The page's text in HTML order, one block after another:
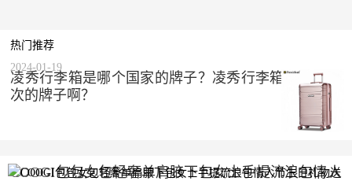
热门推荐
凌秀行李箱是哪个国家的牌子？凌秀行李箱是什么档
次的牌子啊？
2024-01-19
COOGI包包女包轻奢单肩腋下包女士手提流浪包情人